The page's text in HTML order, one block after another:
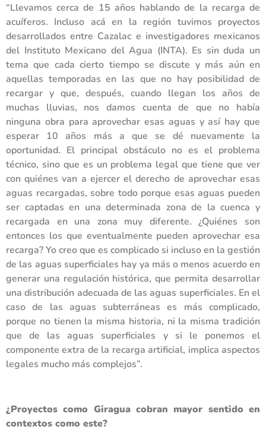
“Llevamos cerca de 15 años hablando de la recarga de
acuíferos. Incluso acá en la región tuvimos proyectos
desarrollados entre Cazalac e investigadores mexicanos
del Instituto Mexicano del Agua (INTA). Es sin duda un
tema que cada cierto tiempo se discute y más aún en
aquellas temporadas en las que no hay posibilidad de
recargar y que, después, cuando llegan los años de
muchas lluvias, nos damos cuenta de que no había
ninguna obra para aprovechar esas aguas y así hay que
esperar 10 años más a que se dé nuevamente la
oportunidad. El principal obstáculo no es el problema
técnico, sino que es un problema legal que tiene que ver
con quiénes van a ejercer el derecho de aprovechar esas
aguas recargadas, sobre todo porque esas aguas pueden
ser captadas en una determinada zona de la cuenca y
recargada en una zona muy diferente. ¿Quiénes son
entonces los que eventualmente pueden aprovechar esa
recarga? Yo creo que es complicado si incluso en la gestión
de las aguas superficiales hay ya más o menos acuerdo en
generar una regulación histórica, que permita desarrollar
una distribución adecuada de las aguas superficiales. En el
caso de las aguas subterráneas es más complicado,
porque no tienen la misma historia, ni la misma tradición
que de las aguas superficiales y si le ponemos el
componente extra de la recarga artificial, implica aspectos
legales mucho más complejos”.
¿Proyectos como Giragua cobran mayor sentido en
contextos como este?